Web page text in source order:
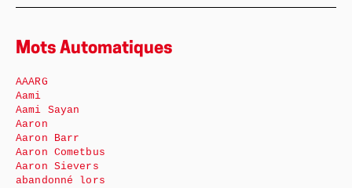
Mots Automatiques
AAARG
Aami
Aami Sayan
Aaron
Aaron Barr
Aaron Cometbus
Aaron Sievers
abandonné lors